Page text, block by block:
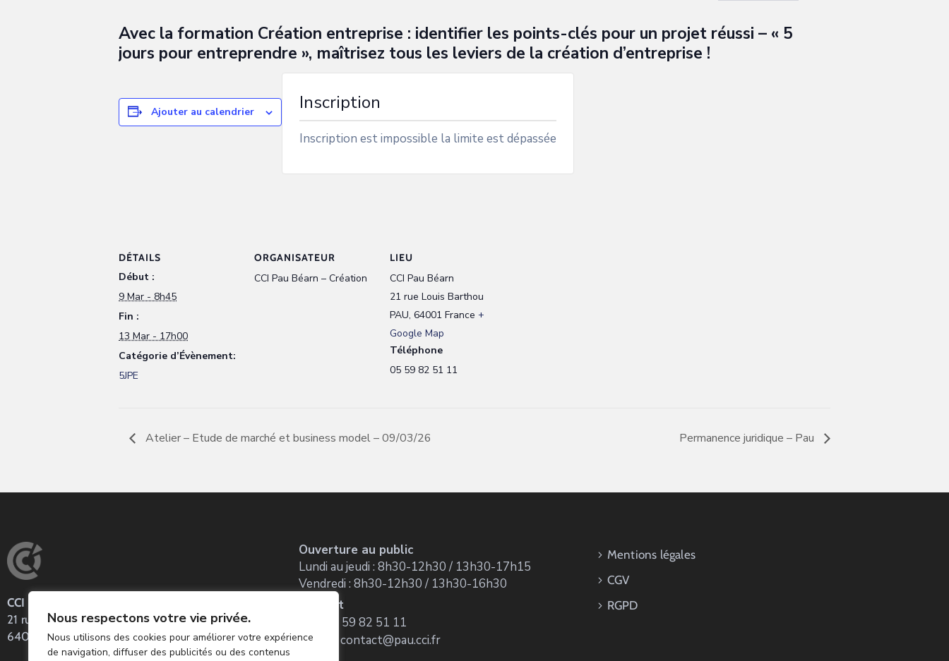
Nous respectons votre vie privée.
Nous utilisons des cookies pour améliorer votre expérience
de navigation, diffuser des publicités ou des contenus
Avec la formation Création entreprise : identifier les points-clés pour un projet réussi – « 5
jours pour entreprendre », maîtrisez tous les leviers de la création d’entreprise !
Ajouter au calendrier
DÉTAILS
Début :
9 Mar - 8h45
Fin :
13 Mar - 17h00
Catégorie d’Évènement:
5JPE
ORGANISATEUR
CCI Pau Béarn – Création
LIEU
CCI Pau Béarn
21 rue Louis Barthou
PAU, 64001 France +
Google Map
Téléphone
05 59 82 51 11
Inscription
Inscription est impossible la limite est dépassée
Atelier – Etude de marché et business model – 09/03/26 Permanence juridique – Pau
CCI Pau Béarn
21 rue Louis Barthou
64001 PAU CEDEX – BP 128
Ouverture au public
Lundi au jeudi : 8h30-12h30 / 13h30-17h15
Vendredi : 8h30-12h30 / 13h30-16h30
Contact
Tel : 05 59 82 51 11
E-mail : contact@pau.cci.fr
Mentions légales
CGV
RGPD